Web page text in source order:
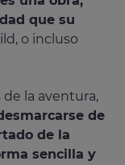
que su
o incluso
la aventura,
de
de la
sencilla y